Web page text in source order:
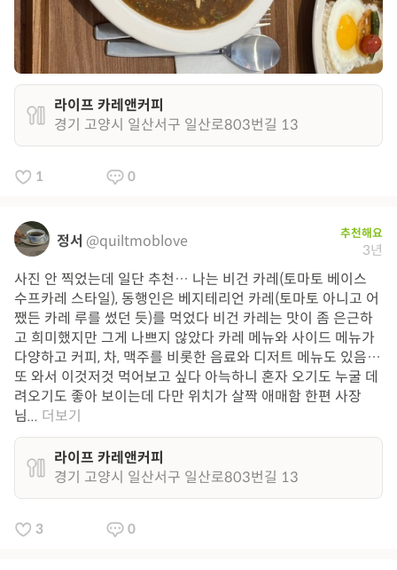
라이프 카레앤커피
경기 고양시 일산서구 일산로803번길 13
1 0
정서 @quiltmoblove 추천해요
3년
사진 안 찍었는데 일단 추천… 나는 비건 카레(토마토 베이스
수프카레 스타일), 동행인은 베지테리언 카레(토마토 아니고 어
쨌든 카레 루를 썼던 듯)를 먹었다 비건 카레는 맛이 좀 은근하
고 희미했지만 그게 나쁘지 않았다 카레 메뉴와 사이드 메뉴가
다양하고 커피, 차, 맥주를 비롯한 음료와 디저트 메뉴도 있음…
또 와서 이것저것 먹어보고 싶다 아늑하니 혼자 오기도 누굴 데
려오기도 좋아 보이는데 다만 위치가 살짝 애매함 한편 사장
님... 더보기
라이프 카레앤커피
경기 고양시 일산서구 일산로803번길 13
3 0